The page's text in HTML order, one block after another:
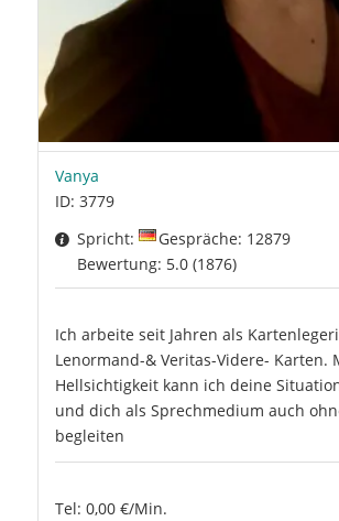
Vanya
ID: 3779
Spricht:
Gespräche: 12879
Bewertung: 5.0 (1876)
Ich arbeite seit Jahren als
Lenormand-& Veritas-Videre- Karten.
Hellsichtigkeit kann ich deine
und dich als Sprechmedium auch
begleiten
Tel: 0,00 €/Min.